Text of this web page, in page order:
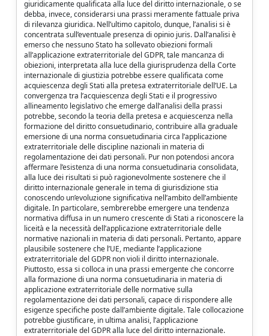
giuridicamente qualificata alla luce del diritto internazionale, o se
debba, invece, considerarsi una prassi meramente fattuale priva
di rilevanza giuridica. Nell’ultimo capitolo, dunque, l’analisi si è
concentrata sull’eventuale presenza di opinio juris. Dall’analisi è
emerso che nessuno Stato ha sollevato obiezioni formali
all’applicazione extraterritoriale del GDPR, tale mancanza di
obiezioni, interpretata alla luce della giurisprudenza della Corte
internazionale di giustizia potrebbe essere qualificata come
acquiescenza degli Stati alla pretesa extraterritoriale dell’UE. La
convergenza tra l’acquiescenza degli Stati e il progressivo
allineamento legislativo che emerge dall’analisi della prassi
potrebbe, secondo la teoria della pretesa e acquiescenza nella
formazione del diritto consuetudinario, contribuire alla graduale
emersione di una norma consuetudinaria circa l’applicazione
extraterritoriale delle discipline nazionali in materia di
regolamentazione dei dati personali. Pur non potendosi ancora
affermare l’esistenza di una norma consuetudinaria consolidata,
alla luce dei risultati si può ragionevolmente sostenere che il
diritto internazionale generale in tema di giurisdizione stia
conoscendo un’evoluzione significativa nell’ambito dell’ambiente
digitale. In particolare, sembrerebbe emergere una tendenza
normativa diffusa in un numero crescente di Stati a riconoscere la
liceità e la necessità dell’applicazione extraterritoriale delle
normative nazionali in materia di dati personali. Pertanto, appare
plausibile sostenere che l’UE, mediante l’applicazione
extraterritoriale del GDPR non violi il diritto internazionale.
Piuttosto, essa si colloca in una prassi emergente che concorre
alla formazione di una norma consuetudinaria in materia di
applicazione extraterritoriale delle normative sulla
regolamentazione dei dati personali, capace di rispondere alle
esigenze specifiche poste dall’ambiente digitale. Tale collocazione
potrebbe giustificare, in ultima analisi, l’applicazione
extraterritoriale del GDPR alla luce del diritto internazionale.